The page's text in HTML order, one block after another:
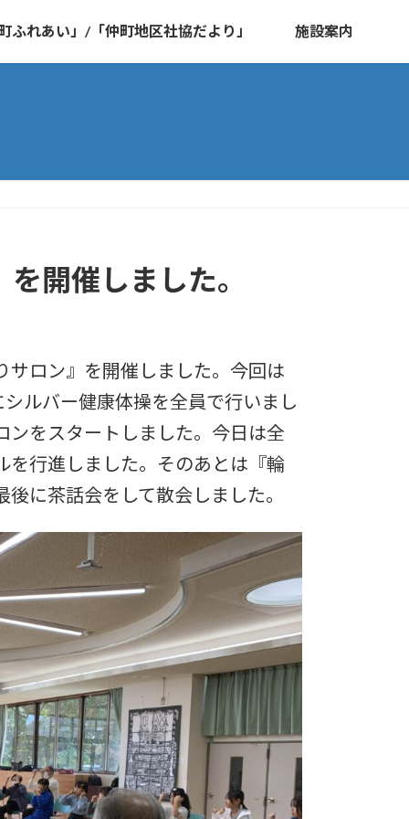
ふれあい」/「仲町地区社協だより」 施設案内
開催しました。
ロン』を開催しました。今回は
ルバー健康体操を全員で行いまし
ンをスタートしました。今日は全
を行進しました。そのあとは『輪
に茶話会をして散会しました。